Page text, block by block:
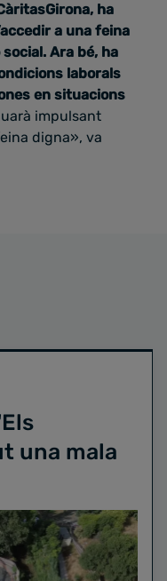
ha
a una feina
Ara bé, ha
laborals
en situacions
impulsant
digna», va
una mala